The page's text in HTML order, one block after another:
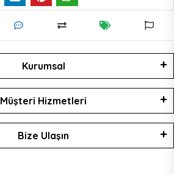
Kurumsal
Müşteri Hizmetleri
Bize Ulaşın